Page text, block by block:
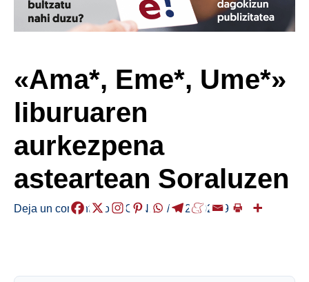
«Ama*, Eme*, Ume*»
liburuaren
aurkezpena
asteartean Soraluzen
Deja un comentario /AGENDA /2025-02-09